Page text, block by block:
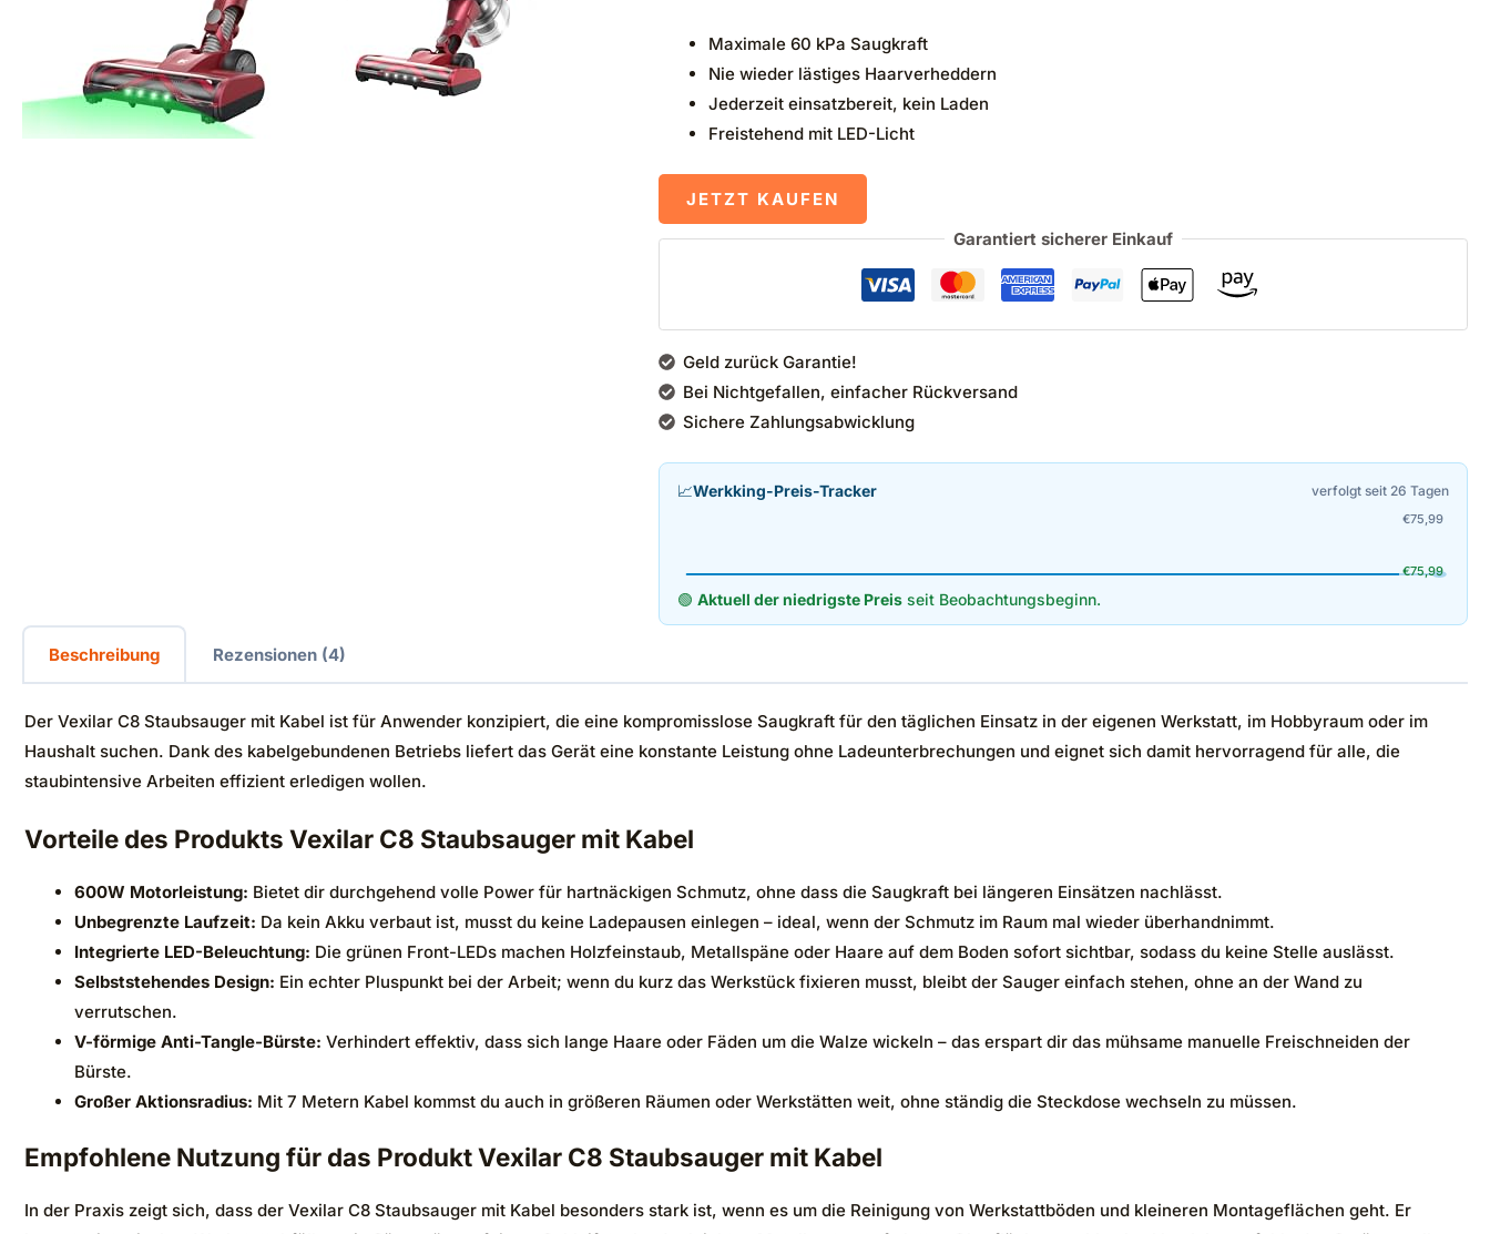
Maximale 60 kPa Saugkraft
Nie wieder lästiges Haarverheddern
Jederzeit einsatzbereit, kein Laden
Freistehend mit LED-Licht
JETZT KAUFEN
Garantiert sicherer Einkauf
Geld zurück Garantie!
Bei Nichtgefallen, einfacher Rückversand
Sichere Zahlungsabwicklung
📈Werkking-Preis-Tracker verfolgt seit 26 Tagen
€75,99
€75,99
🟢 Aktuell der niedrigste Preisseit Beobachtungsbeginn.
Beschreibung Rezensionen (4)
Der Vexilar C8 Staubsauger mit Kabel ist für Anwender konzipiert, die eine kompromisslose Saugkraft für den täglichen Einsatz in der eigenen Werkstatt, im Hobbyraum oder im
Haushalt suchen. Dank des kabelgebundenen Betriebs liefert das Gerät eine konstante Leistung ohne Ladeunterbrechungen und eignet sich damit hervorragend für alle, die
staubintensive Arbeiten effizient erledigen wollen.
Vorteile des Produkts Vexilar C8 Staubsauger mit Kabel
600W Motorleistung: Bietet dir durchgehend volle Power für hartnäckigen Schmutz, ohne dass die Saugkraft bei längeren Einsätzen nachlässt.
Unbegrenzte Laufzeit: Da kein Akku verbaut ist, musst du keine Ladepausen einlegen – ideal, wenn der Schmutz im Raum mal wieder überhandnimmt.
Integrierte LED-Beleuchtung: Die grünen Front-LEDs machen Holzfeinstaub, Metallspäne oder Haare auf dem Boden sofort sichtbar, sodass du keine Stelle auslässt.
Selbststehendes Design: Ein echter Pluspunkt bei der Arbeit; wenn du kurz das Werkstück fixieren musst, bleibt der Sauger einfach stehen, ohne an der Wand zu
verrutschen.
V-förmige Anti-Tangle-Bürste: Verhindert effektiv, dass sich lange Haare oder Fäden um die Walze wickeln – das erspart dir das mühsame manuelle Freischneiden der
Bürste.
Großer Aktionsradius: Mit 7 Metern Kabel kommst du auch in größeren Räumen oder Werkstätten weit, ohne ständig die Steckdose wechseln zu müssen.
Empfohlene Nutzung für das Produkt Vexilar C8 Staubsauger mit Kabel
In der Praxis zeigt sich, dass der Vexilar C8 Staubsauger mit Kabel besonders stark ist, wenn es um die Reinigung von Werkstattböden und kleineren Montageflächen geht. Er